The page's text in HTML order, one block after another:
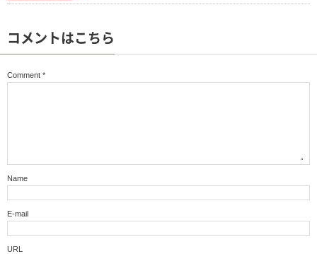
コメントはこちら
Comment *
Name
E-mail
URL